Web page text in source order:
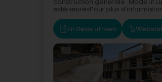
construction générale "Made in
extérieuresPour plus
En Devis ufroen Websäit